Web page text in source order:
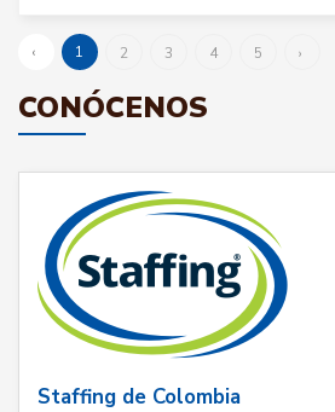
‹ 1 2 3 4 5 ›
CONÓCENOS
Staffing de Colombia